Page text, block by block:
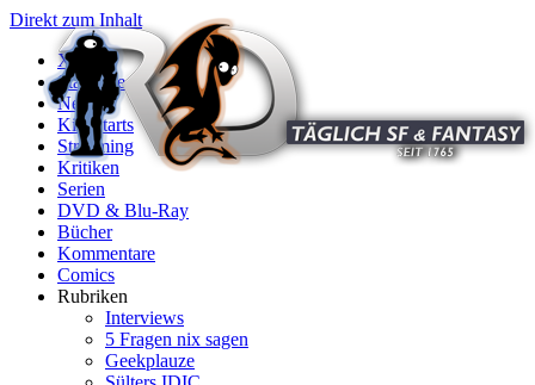
Direkt zum Inhalt
X
Startseite
News
Kinostarts
Streaming
Kritiken
Serien
DVD & Blu-Ray
Bücher
Kommentare
Comics
Rubriken
Interviews
5 Fragen nix sagen
Geekplauze